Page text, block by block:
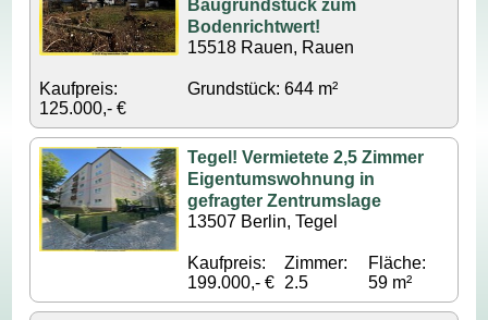
Baugrundstück zum
Bodenrichtwert!
15518 Rauen, Rauen
Kaufpreis:
125.000,- €
Grundstück: 644 m²
Tegel! Vermietete 2,5 Zimmer
Eigentumswohnung in
gefragter Zentrumslage
13507 Berlin, Tegel
Kaufpreis:
199.000,- €
Zimmer:
2.5
Fläche:
59 m²